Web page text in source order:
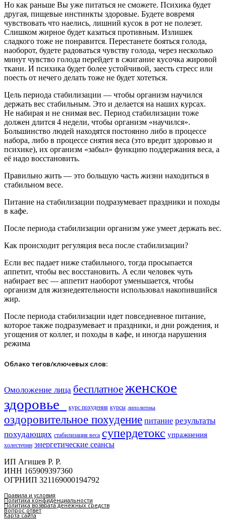
Но как раньше Вы уже питаться не сможете. Психика будет
другая, пищевые инстинкты здоровые. Будете вовремя
чувствовать что наелись, лишний кусок в рот не полезет.
Слишком жирное будет казаться противным. Излишек
сладкого тоже не понравится. Перестанете бояться голода,
наоборот, будете радоваться чувству голода, через несколько
минут чувство голода перейдет в сжигание кусочка жировой
ткани. И психика будет более устойчивой, заесть стресс или
поесть от нечего делать тоже не будет хотеться.
Цель периода стабилизации — чтобы организм научился
держать вес стабильным. Это и делается на наших курсах.
Не набирая и не снимая вес. Период стабилизации тоже
должен длится 4 недели, чтобы организм «научился».
Большинство людей находятся постоянно либо в процессе
набора, либо в процессе снятия веса (это вредит здоровью и
психике), их организм «забыл» функцию поддержания веса, а
её надо восстановить.
Правильно жить — это большую часть жизни находиться в
стабильном весе.
Питание на стабилизации подразумевает праздники и походы
в кафе.
После периода стабилизации организм уже умеет держать вес.
Как происходит регуляция веса после стабилизации?
Если вес падает ниже стабильного, тогда просыпается
аппетит, чтобы вес восстановить. А если человек чуть
набирает вес — аппетит наоборот уменьшается, чтобы
организм для жизнедеятельности использовал накопившийся
жир.
После периода стабилизации идет повседневное питание,
которое также подразумевает и праздники, и дни рождения, и
угощения от коллег, и походы в кафе, и иногда нарушения
режима
Облако тегов/ключевых слов:
Омоложение лица бесплатноеженское
здоровье​
курс похудения курсы липолитика
оздоровительное похудение питание результаты
похудающих стабилизация веса супердетокс упражнения
холестерин энергетические сеансы
ИП Агишев Р. Р.
ИНН 165909397360
ОГРНИП 321169000194792
Правила и условия
Политика конфиденциальности
Политика возврата денежных средств
Вопрос ответ
Карта сайта